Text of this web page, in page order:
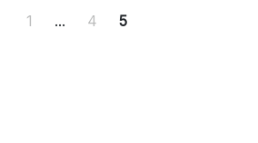
1 ... 4 5